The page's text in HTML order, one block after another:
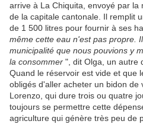
arrive à La Chiquita, envoyé par la
de la capitale cantonale. Il remplit
de 1 500 litres pour fournir à ses
même cette eau n'est pas propre.
municipalité que nous pouvions y
la consommer ", dit Olga, un autre
Quand le réservoir est vide et que
obligés d'aller acheter un bidon de
Lorenzo, qui dure trois ou quatre
toujours se permettre cette
agriculture qui génère très peu de